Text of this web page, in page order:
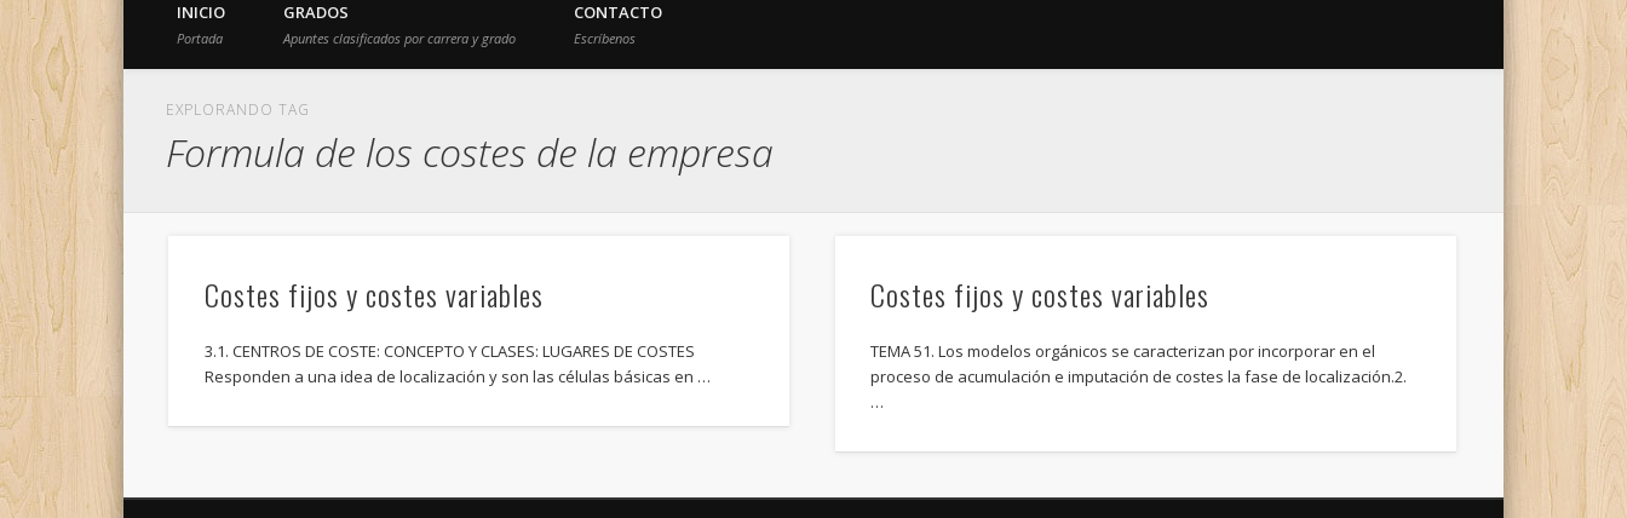
INICIO
Portada
GRADOS
Apuntes clasificados por carrera y grado
CONTACTO
Escríbenos
EXPLORANDO TAG
Formula de los costes de la empresa
Costes fijos y costes variables
3.1. CENTROS DE COSTE: CONCEPTO Y CLASES: LUGARES DE COSTES
Responden a una idea de localización y son las células básicas en …
Costes fijos y costes variables
TEMA 51. Los modelos orgánicos se caracterizan por incorporar en el
proceso de acumulación e imputación de costes la fase de localización.2.
…